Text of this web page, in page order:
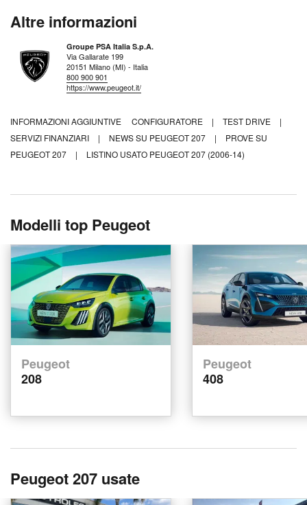
Altre informazioni
Groupe PSA Italia S.p.A.
Via Gallarate 199
20151 Milano (MI) - Italia
800 900 901
https://www.peugeot.it/
INFORMAZIONI AGGIUNTIVE CONFIGURATORE | TEST DRIVE
|
SERVIZI FINANZIARI
| NEWS SU PEUGEOT 207 |
PROVE SU
PEUGEOT 207
| LISTINO USATO PEUGEOT 207 (2006-14)
Modelli top Peugeot
Peugeot
208
Peugeot
408
Peugeot 207 usate